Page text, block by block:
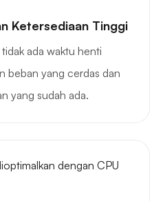
Ketersediaan Tinggi
ada waktu henti
beban yang cerdas dan
yang sudah ada.